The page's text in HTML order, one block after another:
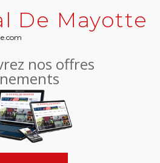
De Mayotte
nos offres